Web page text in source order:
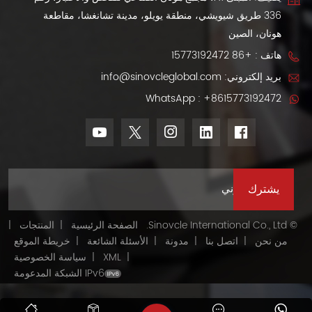
336 طريق شيويشي، منطقة يويلو، مدينة تشانغشا، مقاطعة
هونان، الصين
هاتف : +86 15773192472
بريد إلكتروني: info@sinovcleglobal.com
WhatsApp : +8615773192472
© Sinovcle International Co., Ltd. الصفحة الرئيسية | المنتجات
|
من نحن
| اتصل بنا | مدونة | الأسئلة الشائعة | خريطة الموقع
|
XML
| سياسة الخصوصية
IPv6 الشبكة المدعومة